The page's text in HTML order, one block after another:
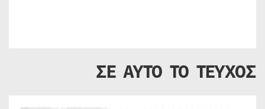
ΣΕ ΑΥΤΟ ΤΟ ΤΕΥΧΟΣ